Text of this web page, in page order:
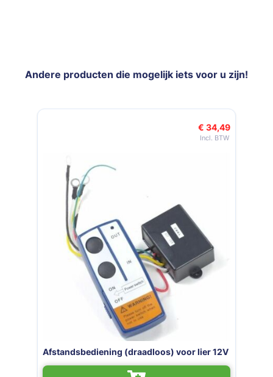
Andere producten die mogelijk iets voor u zijn!
Navigeren door de elementen van de carrousel is mogelijk met
Druk om carrousel over te slaan
€ 34,49
Afstandsbediening (draadloos) voor lier 12V